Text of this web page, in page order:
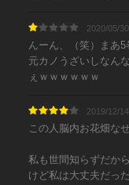
2020/05/
んーん、（笑）まあ
元カノうざいしなん
ぇｗｗｗｗｗｗ
2019/12/
この人脳内お花畑な
私も世間知らずだか
けど私は大丈夫だっ